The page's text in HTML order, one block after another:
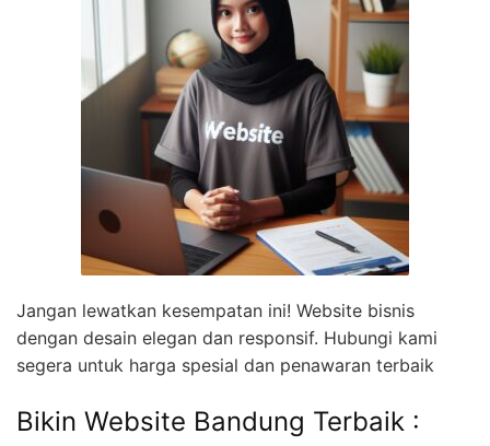
Jangan lewatkan kesempatan ini! Website bisnis
dengan desain elegan dan responsif. Hubungi kami
segera untuk harga spesial dan penawaran terbaik
Bikin Website Bandung Terbaik :